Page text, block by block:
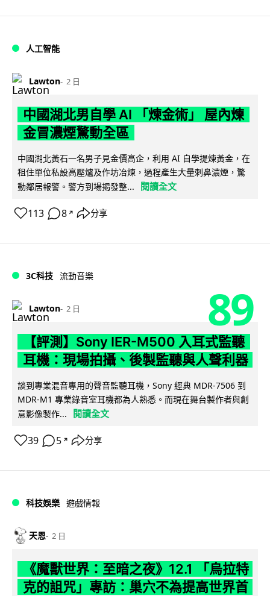
人工智能
Lawton 2 日
中國湖北男自學 AI 「煉金術」 屋內煉
金冒濃煙驚動全區
中國湖北黃石一名男子見金價高企，利用 AI 自學提煉黃金，在
租住單位私設高壓爐及作坊冶煉，過程產生大量刺鼻濃煙，驚
動鄰居報警。警方到場揭發整...
閱讀全文
113 8 ↗ 分享
3C科技 流動音樂
Lawton 2 日 89
【評測】Sony IER-M500 入耳式監聽
耳機：現場拍攝、後製監聽與人聲利器
談到專業混音專用的聲音監聽耳機，Sony 經典 MDR-7506 到
MDR-M1 專業錄音室耳機都為人熟悉。而現在舞台製作者與創
意影像製作...
閱讀全文
39 5 ↗ 分享
科技娛樂 遊戲情報
天恩 2 日
《魔獸世界：至暗之夜》12.1 「烏拉特
克的詛咒」專訪：巢穴不為提高世界首